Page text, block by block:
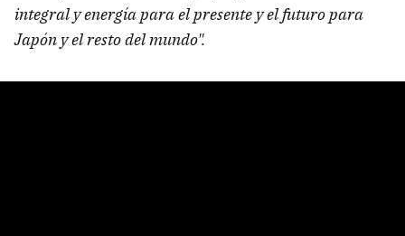
integral y energía para el presente y el futuro para
Japón y el resto del mundo".